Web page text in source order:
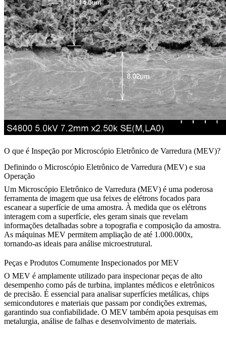
O que é Inspeção por Microscópio Eletrônico de Varredura (MEV)?
Definindo o Microscópio Eletrônico de Varredura (MEV) e sua
Operação
Um Microscópio Eletrônico de Varredura (MEV) é uma poderosa
ferramenta de imagem que usa feixes de elétrons focados para
escanear a superfície de uma amostra. À medida que os elétrons
interagem com a superfície, eles geram sinais que revelam
informações detalhadas sobre a topografia e composição da amostra.
As máquinas MEV permitem ampliação de até 1.000.000x,
tornando-as ideais para análise microestrutural.
Peças e Produtos Comumente Inspecionados por MEV
O MEV é amplamente utilizado para inspecionar peças de alto
desempenho como pás de turbina, implantes médicos e eletrônicos
de precisão. É essencial para analisar superfícies metálicas, chips
semicondutores e materiais que passam por condições extremas,
garantindo sua confiabilidade. O MEV também apoia pesquisas em
metalurgia, análise de falhas e desenvolvimento de materiais.